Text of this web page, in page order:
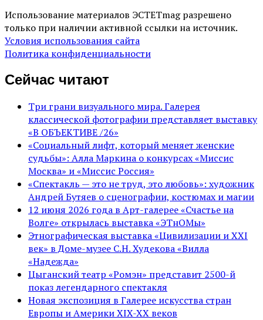
Использование материалов ЭСТЕТmag разрешено
только при наличии активной ссылки на источник.
Условия использования сайта
Политика конфиденциальности
Сейчас читают
Три грани визуального мира. Галерея
классической фотографии представляет выставку
«В ОБЪЕКТИВЕ /26»
«Социальный лифт, который меняет женские
судьбы»: Алла Маркина о конкурсах «Миссис
Москва» и «Миссис Россия»
«Спектакль — это не труд, это любовь»: художник
Андрей Бутяев о сценографии, костюмах и магии
12 июня 2026 года в Арт-галерее «Счастье на
Волге» открылась выставка «ЭТнОМы»
Этнографическая выставка «Цивилизации и ХХI
век» в Доме-музее С.Н. Худекова «Вилла
«Надежда»
Цыганский театр «Ромэн» представит 2500-й
показ легендарного спектакля
Новая экспозиция в Галерее искусства стран
Европы и Америки XIX-XX веков